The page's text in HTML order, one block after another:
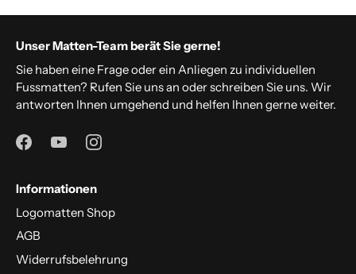
Unser Matten-Team berät Sie gerne!
Sie haben eine Frage oder ein Anliegen zu individuellen
Fussmatten? Rufen Sie uns an oder schreiben Sie uns. Wir
antworten Ihnen umgehend und helfen Ihnen gerne weiter.
Informationen
Logomatten Shop
AGB
Widerrufsbelehrung